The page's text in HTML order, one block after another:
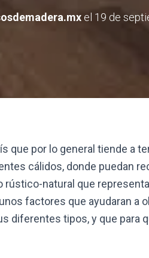
el 19 de
que por lo general tiende a
cálidos, donde puedan
natural que
factores que ayudaran a
diferentes tipos, y que para